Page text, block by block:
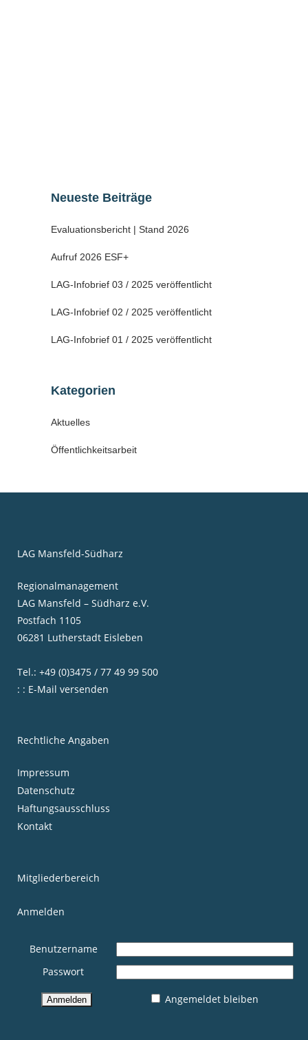
Neueste Beiträge
Evaluationsbericht | Stand 2026
Aufruf 2026 ESF+
LAG-Infobrief 03 / 2025 veröffentlicht
LAG-Infobrief 02 / 2025 veröffentlicht
LAG-Infobrief 01 / 2025 veröffentlicht
Kategorien
Aktuelles
Öffentlichkeitsarbeit
LAG Mansfeld-Südharz
Regionalmanagement
LAG Mansfeld – Südharz e.V.
Postfach 1105
06281 Lutherstadt Eisleben
Tel.: +49 (0)3475 / 77 49 99 500
: : E-Mail versenden
Rechtliche Angaben
Impressum
Datenschutz
Haftungsausschluss
Kontakt
Mitgliederbereich
Anmelden
Benutzername
Passwort
Angemeldet bleiben